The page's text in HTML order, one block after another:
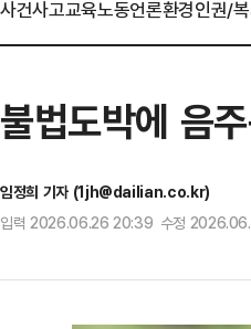
사건사고교육노동언론환경인권/
불법도박에 음
임정희 기자 (1jh@dailian.co.kr)
입력 2026.06.26 20:39 수정